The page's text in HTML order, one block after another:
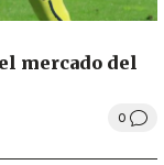
mercado del
0